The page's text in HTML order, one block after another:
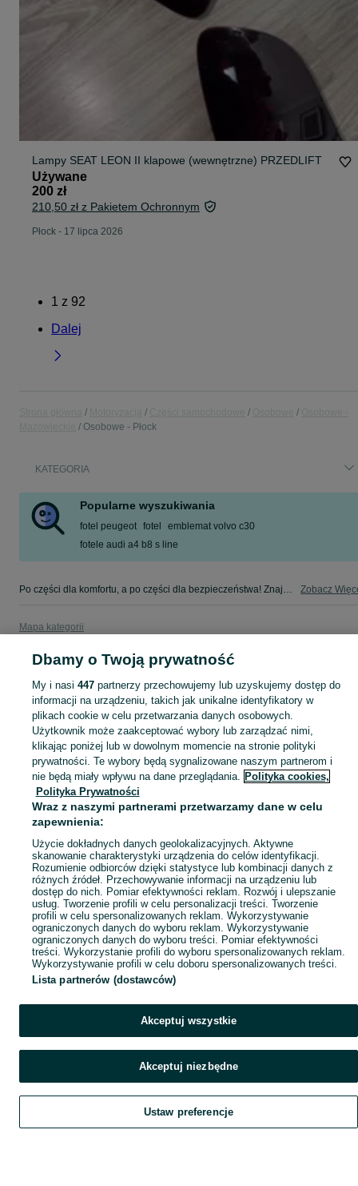
Lampy SEAT LEON II klapowe (wewnętrzne) PRZEDLIFT
Używane
200 zł
210,50 zł z Pakietem Ochronnym
Płock - 17 lipca 2026
1 z 92
Dalej
Osobowe - Płock
KATEGORIA
Popularne wyszukiwania
fotel peugeot fotel
emblemat volvo c30
fotele audi a4 b8 s line
Po części dla komfortu, a po części dla bezpieczeństwa! Znajdź coś dla swojego auta w kategorii Osobowe na OLX - Płock i okolice! Zobacz
Mapa kategorii
Mapa ministron
Popularne wyszukiwania
Szukaj Obserwujesz Dodaj Czat Konto
Dbamy o Twoją prywatność
My i nasi 447partnerzy przechowujemy lub uzyskujemy dostęp do
informacji na urządzeniu, takich jak unikalne identyfikatory w
plikach cookie w celu przetwarzania danych osobowych.
Użytkownik może zaakceptować wybory lub zarządzać nimi,
klikając poniżej lub w dowolnym momencie na stronie polityki
prywatności. Te wybory będą sygnalizowane naszym partnerom i
nie będą miały wpływu na dane przeglądania. Polityka cookies,
Polityka Prywatności
Wraz z naszymi partnerami przetwarzamy dane w celu
zapewnienia:
Użycie dokładnych danych geolokalizacyjnych. Aktywne
skanowanie charakterystyki urządzenia do celów identyfikacji.
Rozumienie odbiorców dzięki statystyce lub kombinacji danych z
różnych źródeł. Przechowywanie informacji na urządzeniu lub
dostęp do nich. Pomiar efektywności reklam. Rozwój i ulepszanie
usług. Tworzenie profili w celu personalizacji treści. Tworzenie
profili w celu spersonalizowanych reklam. Wykorzystywanie
ograniczonych danych do wyboru reklam. Wykorzystywanie
ograniczonych danych do wyboru treści. Pomiar efektywności
treści. Wykorzystanie profili do wyboru spersonalizowanych reklam.
Wykorzystywanie profili w celu doboru spersonalizowanych treści.
Lista partnerów (dostawców)
Akceptuj wszystkie
Akceptuj niezbędne
Ustaw preferencje